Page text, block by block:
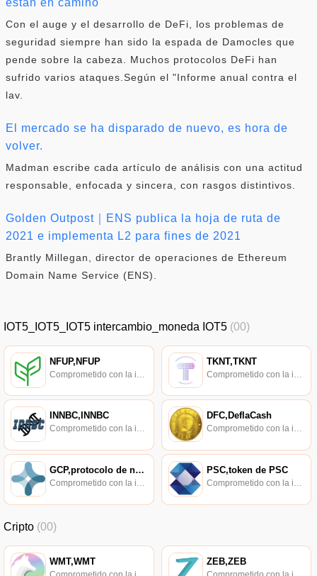
Con el auge y el desarrollo de DeFi, los problemas de
seguridad siempre han sido la espada de Damocles que
pende sobre la cabeza. Muchos protocolos DeFi han
sufrido varios ataques.Según el "Informe anual contra el
lav.
El mercado se ha disparado de nuevo, es hora de
volver.
Madman escribe cada artículo de análisis con una actitud
responsable, enfocada y sincera, con rasgos distintivos.
Golden Outpost｜ENS publica la hoja de ruta de
2021 e implementa L2 para fines de 2021
Brantly Millegan, director de operaciones de Ethereum
Domain Name Service (ENS).
IOT5_IOT5_IOT5 intercambio_moneda IOT5 (00)
NFUP,NFUP TKNT,TKNT
INNBC,INNBC
Comprometido con la investigación de políticas en los campos de las nuevas finanzas, las finanzas internacionales y los mercados financieros.
DFC,DeflaCash
Comprometido con la investigación de políticas en los campos de las nuevas finanzas, las finanzas internacionales y los mercados financieros.
GCP,protocolo de nube gris,GCP
Comprometido con la investigación de políticas en los campos de las nuevas finanzas, las finanzas internacionales y los mercados financieros.
PSC,token de PSC
Comprometido con la investigación de políticas en los campos de las nuevas finanzas, las finanzas internacionales y los mercados financieros.
Cripto (00)
WMT,WMT ZEB,ZEB